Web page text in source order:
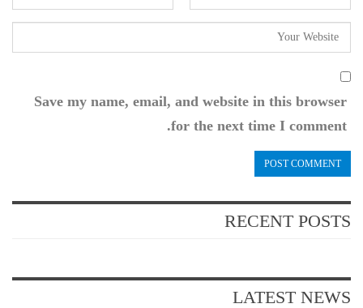
Save my name, email, and website in this browser
for the next time I comment.
RECENT POSTS
LATEST NEWS